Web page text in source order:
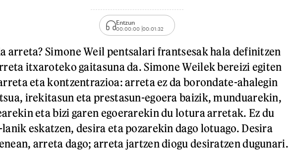
Entzun
00:00:00 00:01:32
arreta? Simone Weil pentsalari frantsesak hala definitzen
itxaroteko gaitasuna da. Simone Weilek bereizi egiten
eta kontzentrazioa: arreta ez da borondate-ahalegin
irekitasun eta prestasun-egoera baizik, munduarekin,
eta bizi garen egoerarekin du lotura arretak. Ez du
eskatzen, desira eta pozarekin dago lotuago. Desira
arreta dago; arreta jartzen diogu desiratzen dugunari.